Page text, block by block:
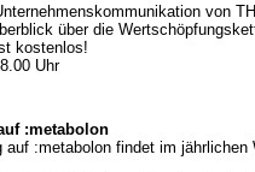
von
über die
kostenlos!
Uhr
:metabolon
auf :metabolon findet im